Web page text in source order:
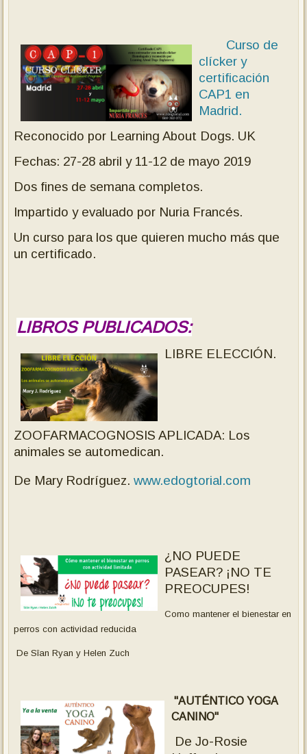
Curso de
clícker y
certificación
CAP1 en
Madrid.
Reconocido por Learning About Dogs. UK
Fechas: 27-28 abril y 11-12 de mayo 2019
Dos fines de semana completos.
Impartido y evaluado por Nuria Francés.
Un curso para los que quieren mucho más que
un certificado.
LIBROS PUBLICADOS:
LIBRE ELECCIÓN.
ZOOFARMACOGNOSIS APLICADA: Los
animales se automedican.
De Mary Rodríguez.www.edogtorial.com
¿NO PUEDE
PASEAR? ¡NO TE
PREOCUPES!
Como mantener el bienestar en
perros con actividad reducida
De Sîan Ryan y Helen Zuch
"AUTÉNTICO YOGA
CANINO"
De Jo-Rosie